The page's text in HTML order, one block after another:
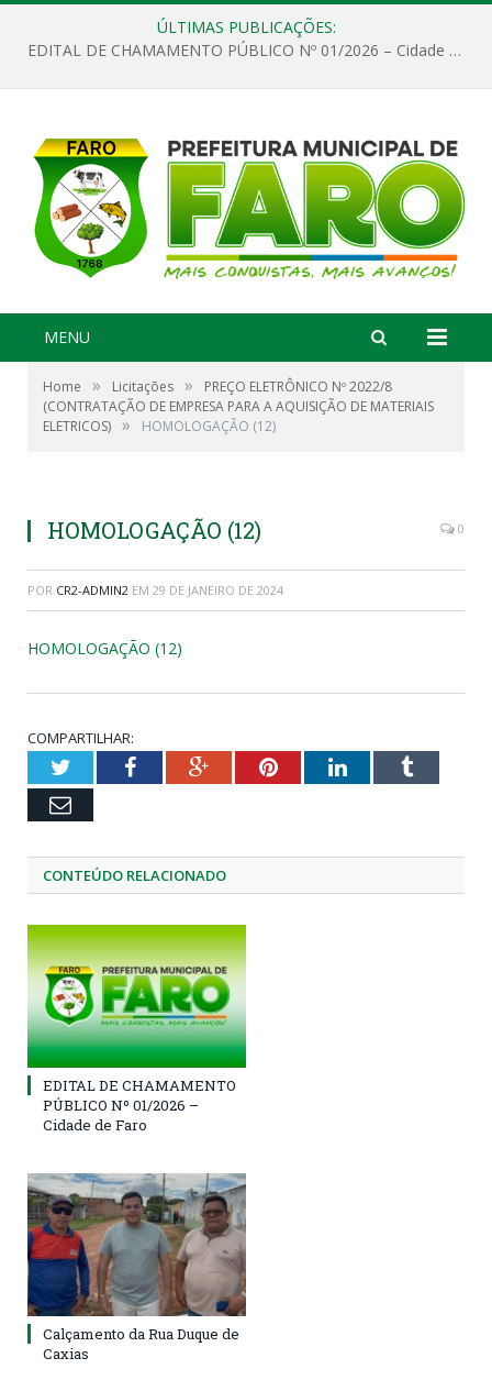
ÚLTIMAS PUBLICAÇÕES:
EDITAL DE CHAMAMENTO PÚBLICO Nº 01/2026 – Cidade de Faro
MENU
Home » Licitações »
PREÇO ELETRÔNICO Nº 2022/8
(CONTRATAÇÃO DE EMPRESA PARA A AQUISIÇÃO DE MATERIAIS
ELETRICOS) » HOMOLOGAÇÃO (12)
HOMOLOGAÇÃO (12) 0
POR CR2-ADMIN2 EM 29 DE JANEIRO DE 2024
HOMOLOGAÇÃO (12)
COMPARTILHAR:
TwitterFacebookGoogle+PinterestLinkedInTumblr
Email
CONTEÚDO RELACIONADO
EDITAL DE CHAMAMENTO
PÚBLICO Nº 01/2026 –
Cidade de Faro
Calçamento da Rua Duque de
Caxias